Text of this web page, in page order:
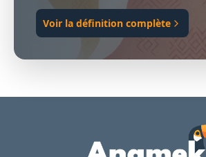
Voir la définition complète